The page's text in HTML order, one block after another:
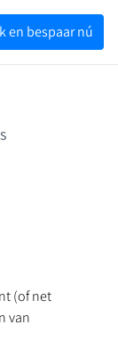
en bespaar nú
(of net
van